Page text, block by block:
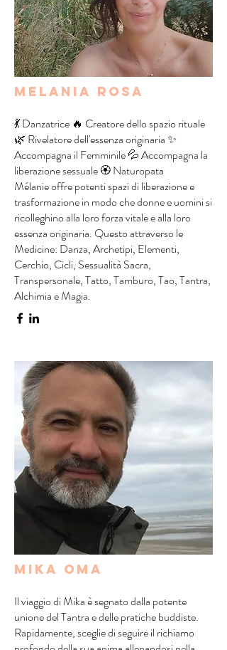
Melania Rosa
💃 Danzatrice 🔥 Creatore dello spazio rituale
🌿 Rivelatore dell'essenza originaria ✨
Accompagna il Femminile 💦 Accompagna la
liberazione sessuale 🏵️ Naturopata
Mélanie offre potenti spazi di liberazione e
trasformazione in modo che donne e uomini si
ricolleghino alla loro forza vitale e alla loro
essenza originaria. Questo attraverso le
Medicine: Danza, Archetipi, Elementi,
Cerchio, Cicli, Sessualità Sacra,
Transpersonale, Tatto, Tamburo, Tao, Tantra,
Alchimia e Magia.
Mika Oma
Il viaggio di Mika è segnato dalla potente
unione del Tantra e delle pratiche buddiste.
Rapidamente, sceglie di seguire il richiamo